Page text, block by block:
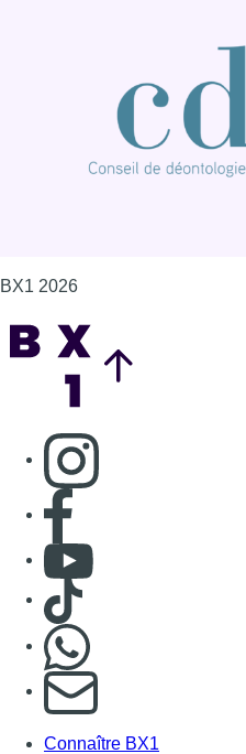
BX1 2026
Consulter page
Consulter page
Consulter Youtube
Consulter TikTok
S'abonner à notre
Connaître BX1